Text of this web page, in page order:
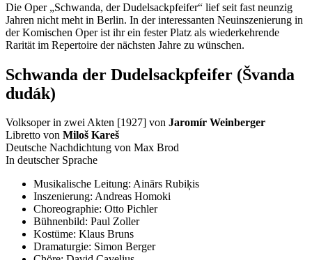
Die Oper „Schwanda, der Dudelsackpfeifer“ lief seit fast neunzig
Jahren nicht meht in Berlin. In der interessanten Neuinszenierung in
der Komischen Oper ist ihr ein fester Platz als wiederkehrende
Rarität im Repertoire der nächsten Jahre zu wünschen.
Schwanda der Dudelsackpfeifer (Švanda
dudák)
Volksoper in zwei Akten [1927] von Jaromír Weinberger
Libretto von Miloš Kareš
Deutsche Nachdichtung von Max Brod
In deutscher Sprache
Musikalische Leitung: Ainārs Rubiķis
Inszenierung: Andreas Homoki
Choreographie: Otto Pichler
Bühnenbild: Paul Zoller
Kostüme: Klaus Bruns
Dramaturgie: Simon Berger